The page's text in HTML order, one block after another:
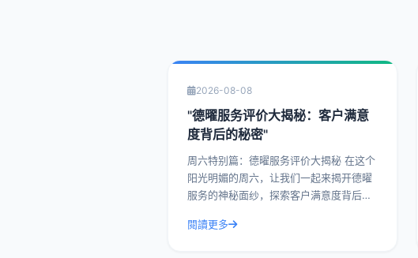
2026-08-08
"德曜服务评价大揭秘：客户满意
度背后的秘密"
周六特别篇：德曜服务评价大揭秘 在这个
阳光明媚的周六，让我们一起来揭开德曜
服务的神秘面纱，探索客户满意度背后的
的佼佼者，其服务评价一直是客户津津乐
閱讀更多